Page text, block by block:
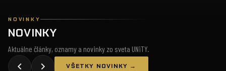
NOVINKY
NOVINKY
Aktuálne články, oznamy a novinky zo sveta UNiTY.
VŠETKY NOVINKY →